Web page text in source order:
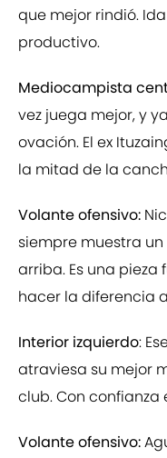
que mejor rindió.
productivo.
Mediocampista
vez juega mejor, y
ovación. El ex
la mitad de la
Volante ofensivo:
siempre muestra
arriba. Es una
hacer la diferencia
Interior izquierdo:
atraviesa su mejor
club. Con confianza
Volante ofensivo: